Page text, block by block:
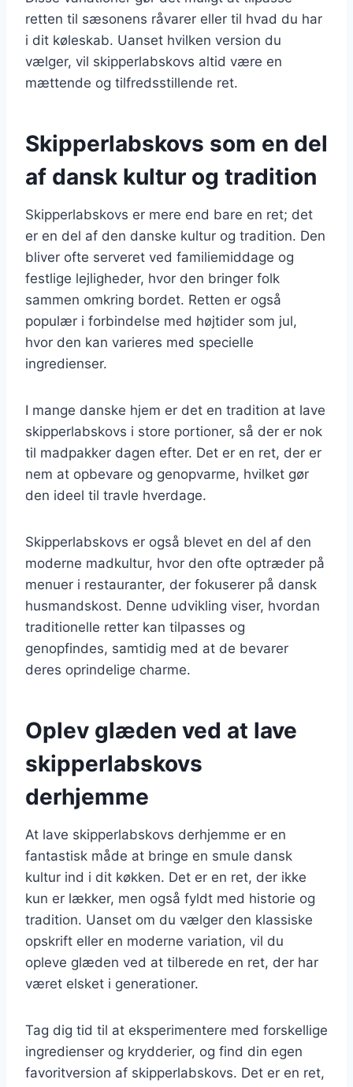
retten til sæsonens råvarer eller til hvad du har
i dit køleskab. Uanset hvilken version du
vælger, vil skipperlabskovs altid være en
mættende og tilfredsstillende ret.
Skipperlabskovs som en del
af dansk kultur og tradition
Skipperlabskovs er mere end bare en ret; det
er en del af den danske kultur og tradition. Den
bliver ofte serveret ved familiemiddage og
festlige lejligheder, hvor den bringer folk
sammen omkring bordet. Retten er også
populær i forbindelse med højtider som jul,
hvor den kan varieres med specielle
ingredienser.
I mange danske hjem er det en tradition at lave
skipperlabskovs i store portioner, så der er nok
til madpakker dagen efter. Det er en ret, der er
nem at opbevare og genopvarme, hvilket gør
den ideel til travle hverdage.
Skipperlabskovs er også blevet en del af den
moderne madkultur, hvor den ofte optræder på
menuer i restauranter, der fokuserer på dansk
husmandskost. Denne udvikling viser, hvordan
traditionelle retter kan tilpasses og
genopfindes, samtidig med at de bevarer
deres oprindelige charme.
Oplev glæden ved at lave
skipperlabskovs
derhjemme
At lave skipperlabskovs derhjemme er en
fantastisk måde at bringe en smule dansk
kultur ind i dit køkken. Det er en ret, der ikke
kun er lækker, men også fyldt med historie og
tradition. Uanset om du vælger den klassiske
opskrift eller en moderne variation, vil du
opleve glæden ved at tilberede en ret, der har
været elsket i generationer.
Tag dig tid til at eksperimentere med forskellige
ingredienser og krydderier, og find din egen
favoritversion af skipperlabskovs. Det er en ret,